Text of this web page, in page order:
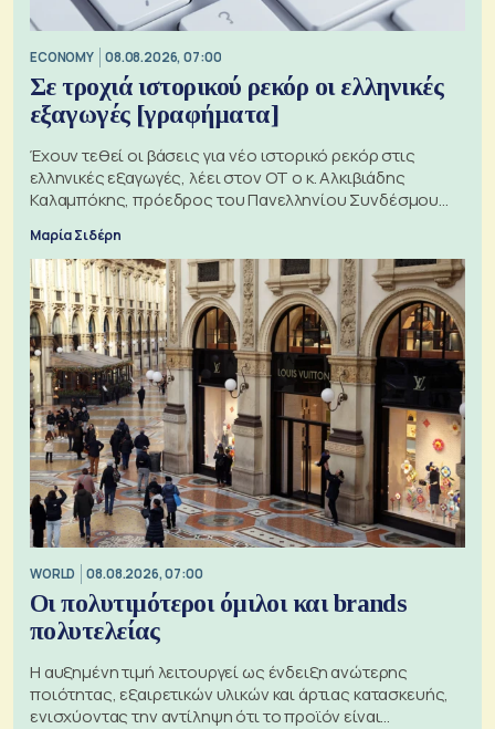
ECONOMY 08.08.2026, 07:00
Σε τροχιά ιστορικού ρεκόρ οι ελληνικές
εξαγωγές [γραφήματα]
Έχουν τεθεί οι βάσεις για νέο ιστορικό ρεκόρ στις
ελληνικές εξαγωγές, λέει στον ΟΤ ο κ. Αλκιβιάδης
Καλαμπόκης, πρόεδρος του Πανελληνίου Συνδέσμου
Μαρία Σιδέρη
WORLD 08.08.2026, 07:00
Οι πολυτιμότεροι όμιλοι και brands
πολυτελείας
Η αυξημένη τιμή λειτουργεί ως ένδειξη ανώτερης
ποιότητας, εξαιρετικών υλικών και άρτιας κατασκευής,
ενισχύοντας την αντίληψη ότι το προϊόν είναι